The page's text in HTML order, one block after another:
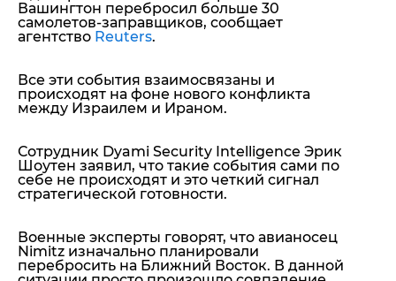
Вашингтон перебросил больше 30
самолетов-заправщиков, сообщает
агентство Reuters.
Все эти события взаимосвязаны и
происходят на фоне нового конфликта
между Израилем и Ираном.
Сотрудник Dyami Security Intelligence Эрик
Шоутен заявил, что такие события сами по
себе не происходят и это четкий сигнал
стратегической готовности.
Военные эксперты говорят, что авианосец
Nimitz изначально планировали
перебросить на Ближний Восток. В данной